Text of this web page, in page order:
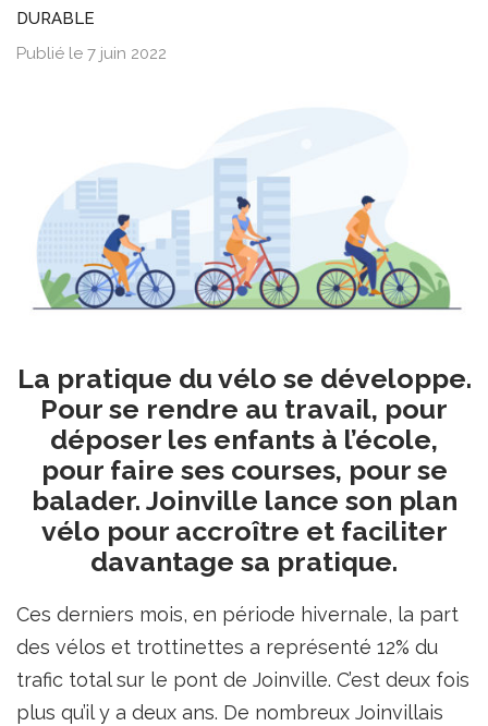
DURABLE
Publié le 7 juin 2022
La pratique du vélo se développe.
Pour se rendre au travail, pour
déposer les enfants à l’école,
pour faire ses courses, pour se
balader. Joinville lance son plan
vélo pour accroître et faciliter
davantage sa pratique.
Ces derniers mois, en période hivernale, la part
des vélos et trottinettes a représenté 12% du
trafic total sur le pont de Joinville. C’est deux fois
plus qu’il y a deux ans. De nombreux Joinvillais